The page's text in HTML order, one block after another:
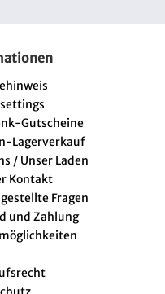
Gutscheine
Lagerverkauf
/ Unser Laden
Kontakt
Fragen
und Zahlung